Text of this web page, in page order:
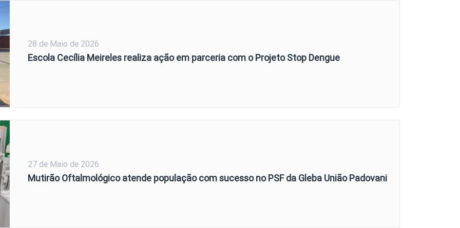
28 de Maio de 2026
Escola Cecília Meireles realiza ação em parceria com o Projeto Stop Dengue
27 de Maio de 2026
Mutirão Oftalmológico atende população com sucesso no PSF da Gleba União Padovani